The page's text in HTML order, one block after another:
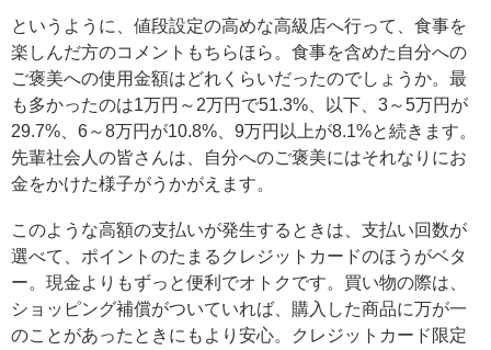
というように、値段設定の高めな高級店へ行って、食事を
楽しんだ方のコメントもちらほら。食事を含めた自分への
ご褒美への使用金額はどれくらいだったのでしょうか。最
も多かったのは1万円～2万円で51.3%、以下、3～5万円が
29.7%、6～8万円が10.8%、9万円以上が8.1%と続きます。
先輩社会人の皆さんは、自分へのご褒美にはそれなりにお
金をかけた様子がうかがえます。
このような高額の支払いが発生するときは、支払い回数が
選べて、ポイントのたまるクレジットカードのほうがベタ
ー。現金よりもずっと便利でオトクです。買い物の際は、
ショッピング補償がついていれば、購入した商品に万が一
のことがあったときにもより安心。クレジットカード限定